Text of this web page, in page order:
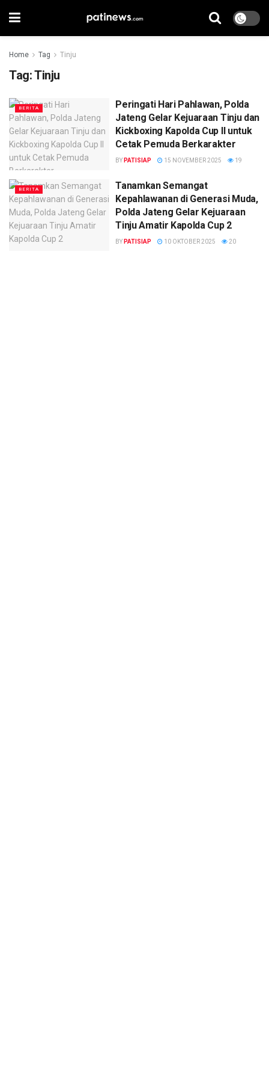
Home Tag Tinju
Tag:Tinju
BERITA
Peringati Hari Pahlawan, Polda
Jateng Gelar Kejuaraan Tinju dan
Kickboxing Kapolda Cup II untuk
Cetak Pemuda Berkarakter
BY PATISIAP 15 NOVEMBER 2025 19
BERITA
Tanamkan Semangat
Kepahlawanan di Generasi Muda,
Polda Jateng Gelar Kejuaraan
Tinju Amatir Kapolda Cup 2
BY PATISIAP 10 OKTOBER 2025 20